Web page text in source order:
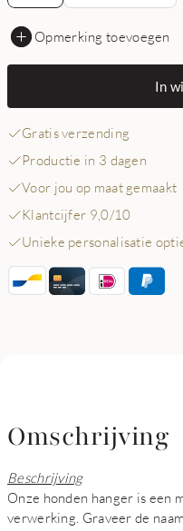
Opmerking toevoegen
In
Gratis verzending
Productie in 3 dagen
Voor jou op maat gemaakt
Klantcijfer 9,0/10
Unieke personalisatie
Omschrijving
Beschrijving
Onze honden hanger is een
verwerking. Graveer de